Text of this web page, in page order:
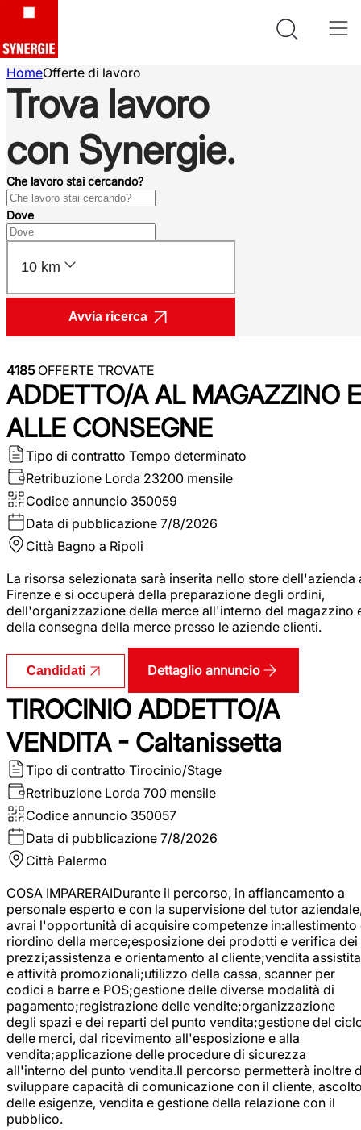
HomeOfferte di lavoro
Trova lavoro
con Synergie.
Che lavoro stai cercando?
Dove
10 km
Avvia ricerca
4185OFFERTE TROVATE
ADDETTO/A AL MAGAZZINO E
ALLE CONSEGNE
Tipo di contratto Tempo determinato
Retribuzione Lorda 23200 mensile
Codice annuncio 350059
Data di pubblicazione 7/8/2026
Città Bagno a Ripoli
La risorsa selezionata sarà inserita nello store dell'azienda
Firenze e si occuperà della preparazione degli ordini,
dell'organizzazione della merce all'interno del magazzino
della consegna della merce presso le aziende clienti.
Candidati Dettaglio annuncio
TIROCINIO ADDETTO/A
VENDITA - Caltanissetta
Tipo di contratto Tirocinio/Stage
Retribuzione Lorda 700 mensile
Codice annuncio 350057
Data di pubblicazione 7/8/2026
Città Palermo
COSA IMPARERAIDurante il percorso, in affiancamento a
personale esperto e con la supervisione del tutor
avrai l'opportunità di acquisire competenze in:allestimento
riordino della merce;esposizione dei prodotti e verifica dei
prezzi;assistenza e orientamento al cliente;vendita assistita
e attività promozionali;utilizzo della cassa, scanner per
codici a barre e POS;gestione delle diverse modalità di
pagamento;registrazione delle vendite;organizzazione
degli spazi e dei reparti del punto vendita;gestione del
delle merci, dal ricevimento all'esposizione e alla
vendita;applicazione delle procedure di sicurezza
all'interno del punto vendita.Il percorso permetterà inoltre
sviluppare capacità di comunicazione con il cliente,
delle esigenze, vendita e gestione della relazione con il
pubblico.